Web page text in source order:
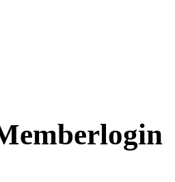
login